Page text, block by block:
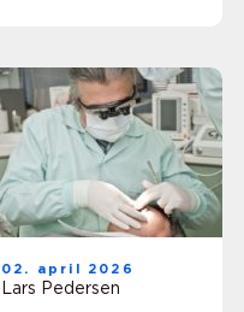
02. april 2026
Lars Pedersen